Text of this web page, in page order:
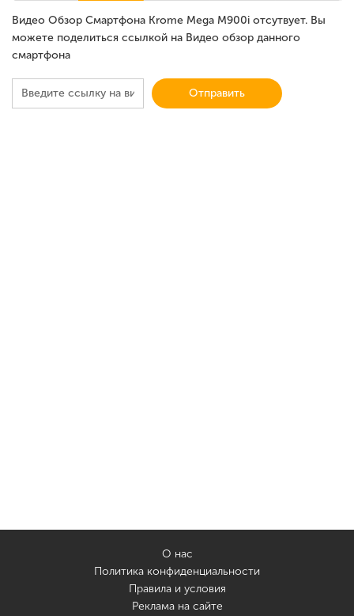
Видео Обзор Смартфона Krome Mega M900i отсутвует. Вы
можете поделиться ссылкой на Видео обзор данного
смартфона
Отправить
О нас
Политика конфиденциальности
Правила и условия
Реклама на сайте